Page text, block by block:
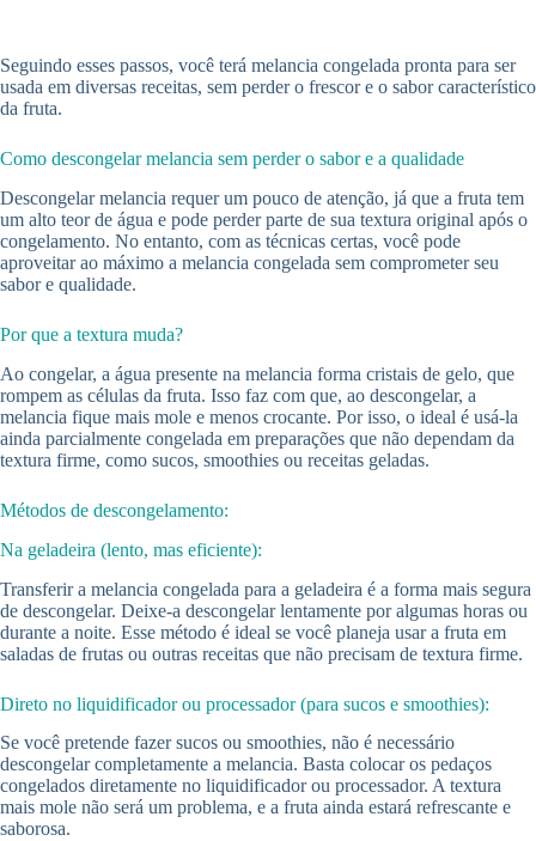
Seguindo esses passos, você terá melancia congelada pronta para ser
usada em diversas receitas, sem perder o frescor e o sabor característico
da fruta.
Como descongelar melancia sem perder o sabor e a qualidade
Descongelar melancia requer um pouco de atenção, já que a fruta tem
um alto teor de água e pode perder parte de sua textura original após o
congelamento. No entanto, com as técnicas certas, você pode
aproveitar ao máximo a melancia congelada sem comprometer seu
sabor e qualidade.
Por que a textura muda?
Ao congelar, a água presente na melancia forma cristais de gelo, que
rompem as células da fruta. Isso faz com que, ao descongelar, a
melancia fique mais mole e menos crocante. Por isso, o ideal é usá-la
ainda parcialmente congelada em preparações que não dependam da
textura firme, como sucos, smoothies ou receitas geladas.
Métodos de descongelamento:
Na geladeira (lento, mas eficiente):
Transferir a melancia congelada para a geladeira é a forma mais segura
de descongelar. Deixe-a descongelar lentamente por algumas horas ou
durante a noite. Esse método é ideal se você planeja usar a fruta em
saladas de frutas ou outras receitas que não precisam de textura firme.
Direto no liquidificador ou processador (para sucos e smoothies):
Se você pretende fazer sucos ou smoothies, não é necessário
descongelar completamente a melancia. Basta colocar os pedaços
congelados diretamente no liquidificador ou processador. A textura
mais mole não será um problema, e a fruta ainda estará refrescante e
saborosa.